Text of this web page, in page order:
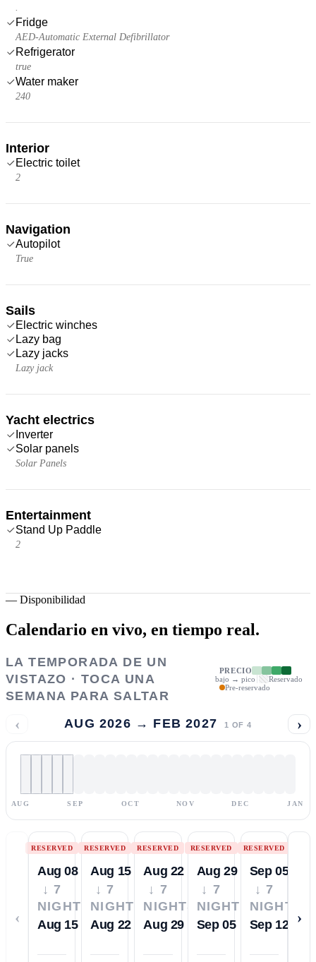
Fridge
AED-Automatic External Defibrillator
Refrigerator
true
Water maker
240
Interior
Electric toilet
2
Navigation
Autopilot
True
Sails
Electric winches
Lazy bag
Lazy jacks
Lazy jack
Yacht electrics
Inverter
Solar panels
Solar Panels
Entertainment
Stand Up Paddle
2
— Disponibilidad
Calendario en vivo, en tiempo real.
LA TEMPORADA DE UN
VISTAZO · TOCA UNA
SEMANA PARA SALTAR
PRECIO
bajo → pico
Reservado
Pre-reservado
‹ AUG 2026 → FEB 2027 1 OF 4 ›
AUG SEP OCT NOV DEC JAN
‹
RESERVED
Aug 08
↓ 7
NIGHTS
Aug 15
RESERVED
Aug 15
↓ 7
NIGHTS
Aug 22
RESERVED
Aug 22
↓ 7
NIGHTS
Aug 29
RESERVED
Aug 29
↓ 7
NIGHTS
Sep 05
RESERVED
Sep 05
↓ 7
NIGHTS
Sep 12
›